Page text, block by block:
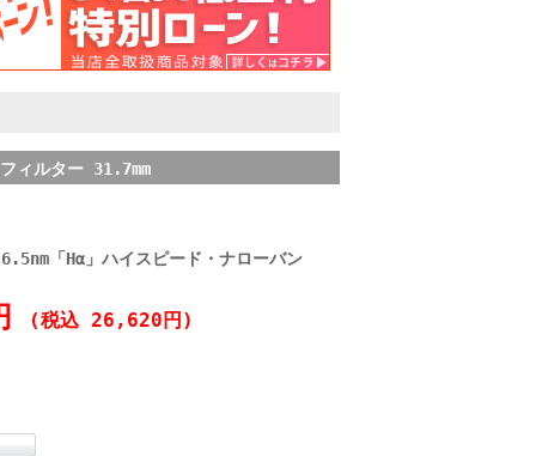
ィルター 31.7mm
「Hα」ハイスピード・ナローバン
(税込 26,620円)